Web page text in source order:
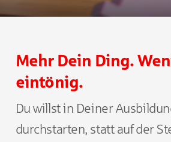
Mehr Dein Ding.
eintönig.
Du willst in Deiner
durchstarten, statt auf der